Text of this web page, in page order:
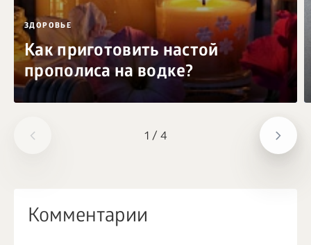
1 / 4
ЗДОРОВЬЕ
Как приготовить настой
прополиса на водке?
Комментарии